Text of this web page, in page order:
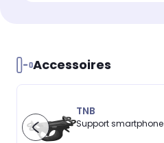
Accessoires
TNB
Support smartphone